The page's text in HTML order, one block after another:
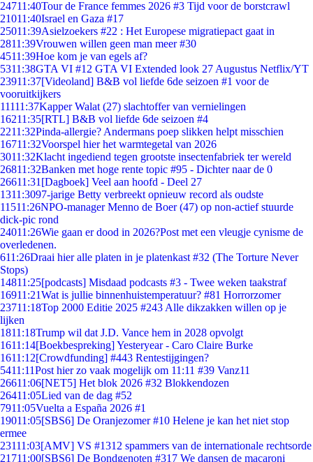
24711:40Tour de France femmes 2026 #3 Tijd voor de borstcrawl
21011:40Israel en Gaza #17
25011:39Asielzoekers #22 : Het Europese migratiepact gaat in
2811:39Vrouwen willen geen man meer #30
4511:39Hoe kom je van egels af?
5311:38GTA VI #12 GTA VI Extended look 27 Augustus Netflix/YT
23911:37[Videoland] B&B vol liefde 6de seizoen #1 voor de
vooruitkijkers
11111:37Kapper Walat (27) slachtoffer van vernielingen
16211:35[RTL] B&B vol liefde 6de seizoen #4
2211:32Pinda-allergie? Andermans poep slikken helpt misschien
16711:32Voorspel hier het warmtegetal van 2026
3011:32Klacht ingediend tegen grootste insectenfabriek ter wereld
26811:32Banken met hoge rente topic #95 - Dichter naar de 0
26611:31 [Dagboek] Veel aan hoofd - Deel 27
1311:3097-jarige Betty verbreekt opnieuw record als oudste
11511:26NPO-manager Menno de Boer (47) op non-actief stuurde
dick-pic rond
24011:26Wie gaan er dood in 2026?Post met een vleugje cynisme de
overledenen.
611:26Draai hier alle platen in je platenkast #32 (The Torture Never
Stops)
14811:25[podcasts] Misdaad podcasts #3 - Twee weken taakstraf
16911:21Wat is jullie binnenhuistemperatuur? #81 Horrorzomer
23711:18Top 2000 Editie 2025 #243 Alle dikzakken willen op je
lijken
1811:18Trump wil dat J.D. Vance hem in 2028 opvolgt
1611:14[Boekbespreking] Yesteryear - Caro Claire Burke
1611:12[Crowdfunding] #443 Rentestijgingen?
5411:11Post hier zo vaak mogelijk om 11:11 #39 Vanz11
26611:06[NET5] Het blok 2026 #32 Blokkendozen
26411:05Lied van de dag #52
7911:05Vuelta a España 2026 #1
19011:05[SBS6] De Oranjezomer #10 Helene je kan het niet stop
ermee
23111:03[AMV] VS #1312 spammers van de internationale rechtsorde
21711:00[SBS6] De Bondgenoten #317 We dansen de macaroni